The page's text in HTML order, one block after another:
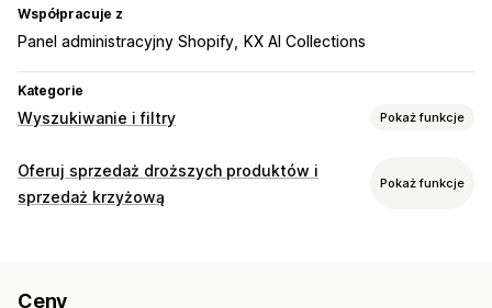
Współpracuje z
Panel administracyjny Shopify KX AI Collections
Kategorie
Wyszukiwanie i filtry Pokaż funkcje
Funkcje wyszukiwania
Autouzupełnianie Natychmiastowe wyszukiwanie
Oferuj sprzedaż droższych produktów i
sprzedaż krzyżową
Pokaż funkcje
Sprzedaż droższych produktów na stronie produktu
Ceny